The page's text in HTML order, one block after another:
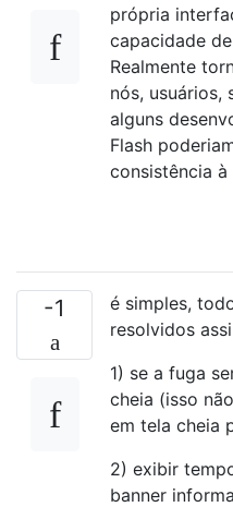
própria
capacidade
Realmente
nós, usuários,
alguns
Flash
consistência
-1
é simples,
resolvidos
1) se a fuga
cheia (isso
em tela cheia
2) exibir
banner